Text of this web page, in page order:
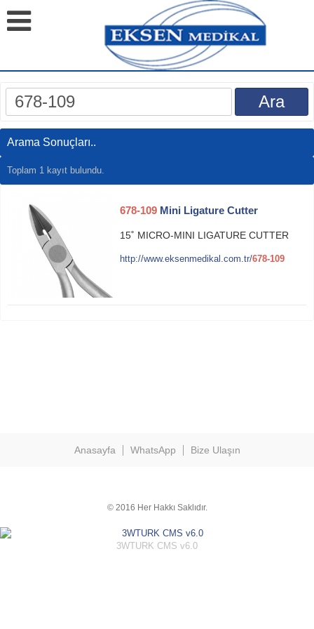
Arama Sonuçları..
Toplam 1 kayıt bulundu.
678-109 Mini Ligature Cutter
15˚ MICRO-MINI LIGATURE CUTTER
http://www.eksenmedikal.com.tr/678-109
Anasayfa WhatsApp Bize Ulaşın
© 2016 Her Hakkı Saklıdır.
3WTURK CMS v6.0